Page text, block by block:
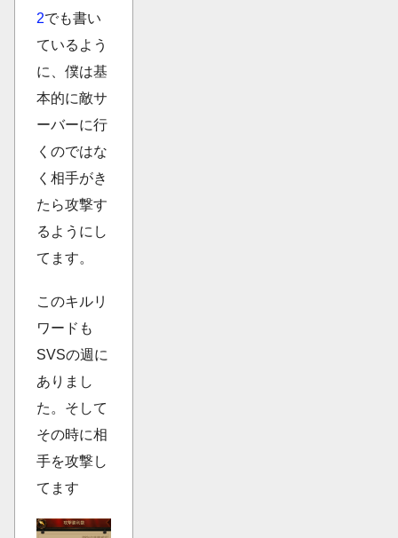
2でも書い
ているよう
に、僕は基
本的に敵サ
ーバーに行
くのではな
く相手がき
たら攻撃す
るようにし
てます。
このキルリ
ワードも
SVSの週に
ありまし
た。そして
その時に相
手を攻撃し
てます